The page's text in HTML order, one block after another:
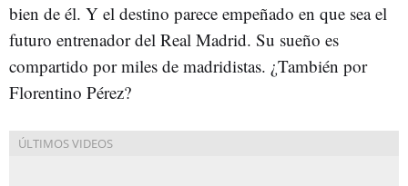
bien de él. Y el destino parece empeñado en que sea el
futuro entrenador del Real Madrid. Su sueño es
compartido por miles de madridistas. ¿También por
Florentino Pérez?